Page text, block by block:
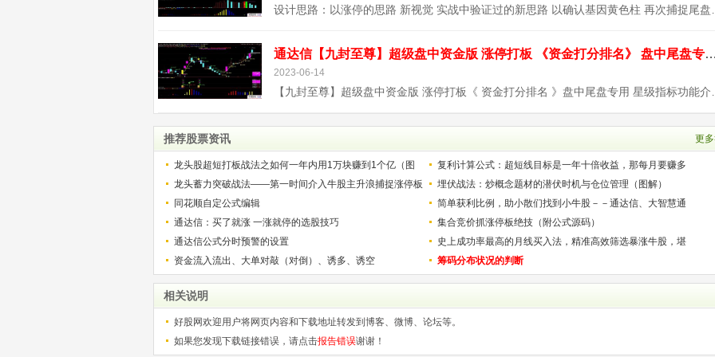
设计思路：以涨停的思路
通达信【九封至尊】超级盘中资金版 涨停打板 《资金打分排名》 盘中尾盘专用 星级指标
2023-06-14
【九封至尊】超级盘中资
推荐股票资讯 更
龙头股超短打板战法之如何一年内用1万块赚到1个亿（图
解）
复利计算公式：超短线目标是一年十倍收益，那每月要赚多
少？
龙头蓄力突破战法——第一时间介入牛股主升浪捕捉涨停板
的技巧（图解）
埋伏战法：炒概念题材的潜伏时机与仓位管理（图解）
同花顺自定公式编辑
简单获利比例，助小散们找到小牛股－－通达信、大智慧通
用
通达信：买了就涨 一涨就停的选股技巧
集合竞价抓涨停板绝技（附公式源码）
通达信公式分时预警的设置
史上成功率最高的月线买入法，精准高效筛选暴涨牛股，堪
称选股法宝！
资金流入流出、大单对敲（对倒）、诱多、诱空 筹码分布状况的判断
相关说明
好股网欢迎用户将网页内容和下载地址转发到博客、微博、论坛等。
如果您发现下载链接错误，请点击报告错误谢谢！